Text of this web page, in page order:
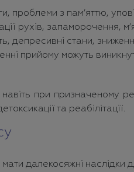
проблеми з пам’яттю,
рухів, запаморочення,
депресивні стани,
прийому можуть
навіть при призначеному
та реабілітації.
далекосяжні наслідки